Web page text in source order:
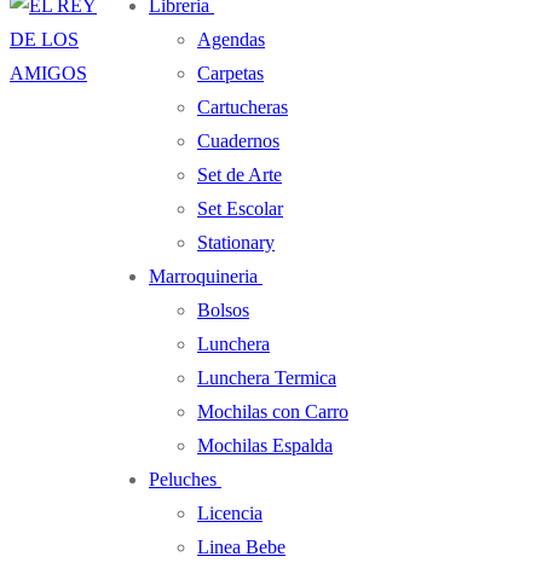
Libreria
Agendas
Carpetas
Cartucheras
Cuadernos
Set de Arte
Set Escolar
Stationary
Marroquineria
Bolsos
Lunchera
Lunchera Termica
Mochilas con Carro
Mochilas Espalda
Peluches
Licencia
Linea Bebe